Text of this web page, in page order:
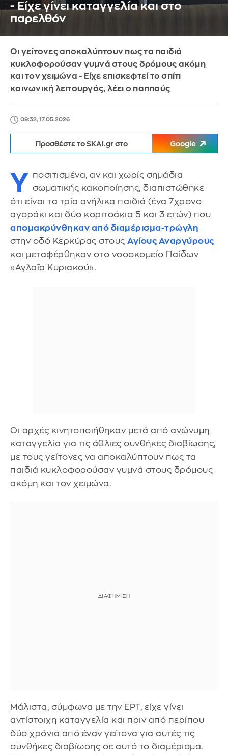
- Είχε γίνει καταγγελία και στο
παρελθόν
Οι γείτονες αποκαλύπτουν πως τα παιδιά
κυκλοφορούσαν γυμνά στους δρόμους ακόμη
και τον χειμώνα - Είχε επισκεφτεί το σπίτι
κοινωνική λειτουργός, λέει ο παππούς
09:32, 17.05.2026
Προσθέστε το SKAI.gr στο Google
Υ ποσιτισμένα, αν και χωρίς σημάδια
σωματικής κακοποίησης, διαπιστώθηκε
ότι είναι τα τρία ανήλικα παιδιά (ένα 7χρονο
αγοράκι και δύο κοριτσάκια 5 και 3 ετών) που
απομακρύνθηκαν από διαμέρισμα-τρώγλη
στην οδό Κερκύρας στους Αγίους Αναργύρους
και μεταφέρθηκαν στο νοσοκομείο Παίδων
«Αγλαΐα Κυριακού».
Οι αρχές κινητοποιήθηκαν μετά από ανώνυμη
καταγγελία για τις άθλιες συνθήκες διαβίωσης,
με τους γείτονες να αποκαλύπτουν πως τα
παιδιά κυκλοφορούσαν γυμνά στους δρόμους
ακόμη και τον χειμώνα.
Μάλιστα, σύμφωνα με την ΕΡΤ, είχε γίνει
αντίστοιχη καταγγελία και πριν από περίπου
δύο χρόνια από έναν γείτονα για αυτές τις
συνθήκες διαβίωσης σε αυτό το διαμέρισμα.